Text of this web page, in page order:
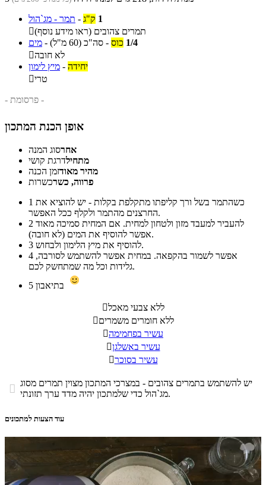
תמר - מג`הול - 1 ק"ג
תמרים צהובים (ראו מידע נוסף)
מים - 1/4 כוס - סה"כ (60 מ"ל)
לא חובה
מיץ לימון - יחידה
טרי
- פרסומת -
אופן הכנת המתכון
אחרסוג המנה
מתחילדרגת קושי
מהיר מאודזמן הכנה
פרווה, כשרכשרות
1
החרצנים מהתמר ולקלף ככל האפשר.
2
אפשר להוסיף את המים (לא חובה).
3
להוסיף את מיץ הלימון ולבחוש.
4
גלידות וכל מה שמתחשק לכם.
5
ללא צבעי מאכל
ללא חומרים משמרים
עשיר בפחמימה
עשיר באשלגן
עשיר בסוכר
 יש להשתמש בתמרים צהובים - במצרכי המתכון מצוין תמרים מסוג
מג`הול כדי שלמתכון יהיה מדד ערך תזונתי.
עוד הצעות למתכונים